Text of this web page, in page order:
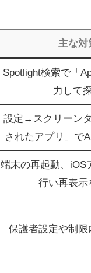
主な対
Spotlight検索で「
力して
設定→スクリーン
されたアプリ」で
端末の再起動、iOS
行い再表示
保護者設定や制